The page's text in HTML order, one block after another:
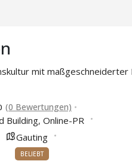
mit maßgeschneiderter
(0 Bewertungen)
Building, Online-PR
Gauting
BELIEBT